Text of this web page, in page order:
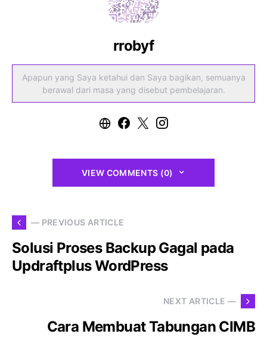
rrobyf
Apapun yang Saya ketahui dan Saya bagikan, semuanya
berawal dari masa yang disebut pembelajaran.
VIEW COMMENTS (0)
— PREVIOUS ARTICLE
Solusi Proses Backup Gagal pada
Updraftplus WordPress
NEXT ARTICLE —
Cara Membuat Tabungan CIMB